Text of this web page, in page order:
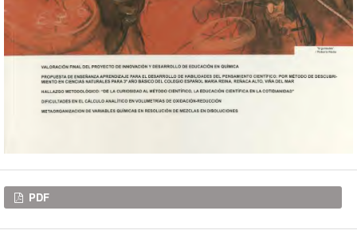
Descargas
PDF